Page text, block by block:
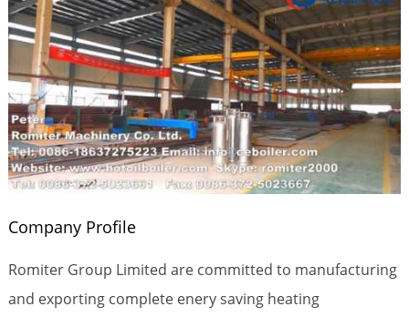
Company Profile
Romiter Group Limited are committed to manufacturing
and exporting complete enery saving heating